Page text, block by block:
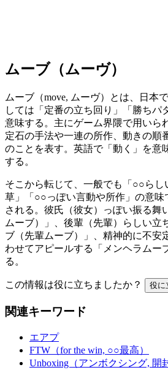
ムーブ（ムーヴ）
ムーブ（move, ムーヴ）とは、日本
しては「定番の立ち回り」「勝ちパ
意味する。主にゲーム界隈で用いら
定石の手法や一連の所作、動きの順
のことを表す。英語で「動く」を意
する。
そこから転じて、一般でも「○○らし
草」「○○っぽい言動や所作」の意味
される。彼氏（彼女）っぽい振る舞
ムーブ）」、後輩（先輩）らしい立
ブ（先輩ムーブ）」、精神的に不安
わせてアピールする「メンヘラムー
る。
この情報は役に立ちましたか？ 役に
関連キーワード
エアプ
FTW（for the win, ○○最高）
Unboxing（アンボクシング, 開